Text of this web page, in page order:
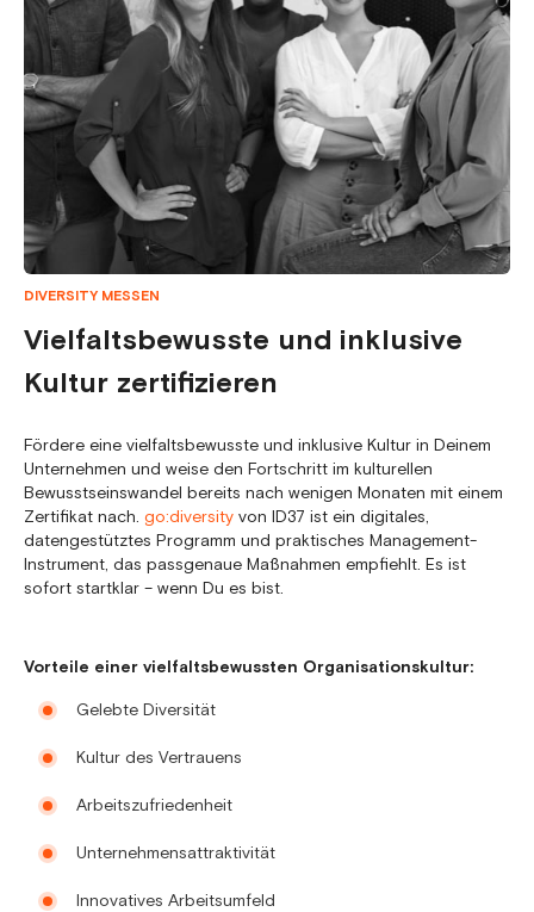
DIVERSITY MESSEN
Vielfaltsbewusste und inklusive
Kultur zertifizieren
Fördere eine vielfaltsbewusste und inklusive Kultur in Deinem
Unternehmen und weise den Fortschritt im kulturellen
Bewusstseinswandel bereits nach wenigen Monaten mit einem
Zertifikat nach. go:diversity von ID37 ist ein digitales,
datengestütztes Programm und praktisches Management-
Instrument, das passgenaue Maßnahmen empfiehlt. Es ist
sofort startklar – wenn Du es bist.
Vorteile einer vielfaltsbewussten Organisationskultur:
Gelebte Diversität
Kultur des Vertrauens
Arbeitszufriedenheit
Unternehmensattraktivität
Innovatives Arbeitsumfeld